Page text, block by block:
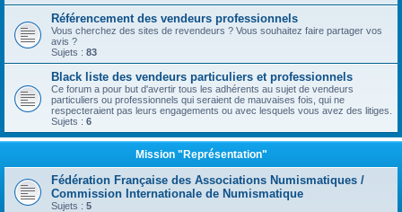
Référencement des vendeurs professionnels
Vous cherchez des sites de revendeurs ? Vous souhaitez faire partager vos
avis ?
Sujets : 83
Black liste des vendeurs particuliers et professionnels
Ce forum a pour but d'avertir tous les adhérents au sujet de vendeurs
particuliers ou professionnels qui seraient de mauvaises fois, qui ne
respecteraient pas leurs engagements ou avec lesquels vous avez des litiges.
Sujets : 6
Mission "Représentation"
Fédération Française des Associations Numismatiques /
Commission Internationale de Numismatique
Sujets : 5